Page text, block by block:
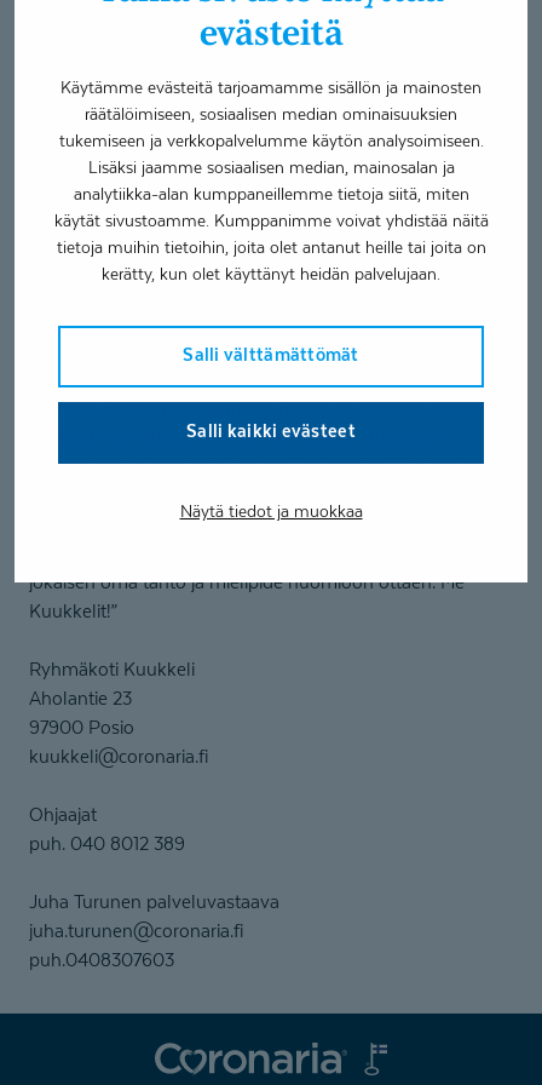
evästeitä
Käytämme evästeitä tarjoamamme sisällön ja mainosten
räätälöimiseen, sosiaalisen median ominaisuuksien
tukemiseen ja verkkopalvelumme käytön analysoimiseen.
Lisäksi jaamme sosiaalisen median, mainosalan ja
analytiikka-alan kumppaneillemme tietoja siitä, miten
käytät sivustoamme. Kumppanimme voivat yhdistää näitä
tietoja muihin tietoihin, joita olet antanut heille tai joita on
kerätty, kun olet käyttänyt heidän palvelujaan.
Salli välttämättömät
Salli kaikki evästeet
Näytä tiedot ja muokkaa
luovat turvallisuutta. Jokaisella asukkaalla on halutessaan
huoneessaan. Asukkaiden päivät täyttyvät harrastuksista,
kodin arkiaskareista kuten pyykinpesusta, ruuanlaitosta,
pöydän kattamisesta ja yhdessä toimimisesta sekä kotona
että kodin ulkopuolella. Mieluisia asioita Kuukkelissa ovat
mm. ulkoilu, erilaiset retket ja tapahtumat, musiikki,
pelaaminen, leivonta sekä vieraiden käynnit.
Kuukkelin välittömässä läheisyydessä sijaitsee päivä- ja
työtoiminta Toimari, jossa asukkailla on mahdollisuus
osallistua monipuoliseen päivätoimintaan. Ryhmäkodin
asuntoa, Kotitien tukiasunnot. Näissä asunnoissa asuvat
henkilöt osallistuvat toiveidensa mukaan Kuukkelin
asiakkaiden kanssa esim. erilaisiin tapahtumiin ja saavat
jokaisen oma tahto ja mielipide huomioon ottaen. Me
Kuukkelit!”
Ryhmäkoti Kuukkeli
Aholantie 23
97900 Posio
kuukkeli@coronaria.fi
Ohjaajat
puh. 040 8012 389
Juha Turunen palveluvastaava
juha.turunen@coronaria.fi
puh.0408307603
Coronaria